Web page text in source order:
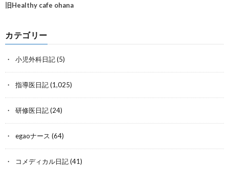
旧Healthy cafe ohana
カテゴリー
小児外科日記(5)
指導医日記(1,025)
研修医日記(24)
egaoナース (64)
コメディカル日記(41)